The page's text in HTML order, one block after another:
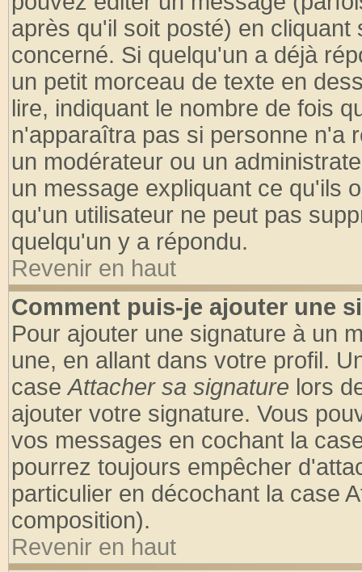
après qu'il soit posté) en
concerné. Si quelqu'un a déjà
un petit morceau de texte en
lire, indiquant le nombre de fois
n'apparaîtra pas si personne n'a
un modérateur ou un
un message expliquant ce qu'ils
qu'un utilisateur ne peut pas
quelqu'un y a répondu.
Revenir en haut
Comment puis-je ajouter une
Pour ajouter une signature à un
une, en allant dans votre profil.
caseAttacher sa signature lors
ajouter votre signature. Vous
vos messages en cochant la
pourrez toujours empêcher
particulier en décochant la case
composition).
Revenir en haut